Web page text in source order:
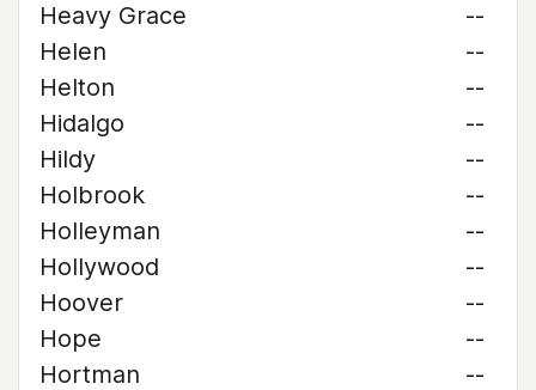
Heavy Grace
--
Helen
--
Helton
--
Hidalgo
--
Hildy
--
Holbrook
--
Holleyman
--
Hollywood
--
Hoover
--
Hope
--
Hortman
--